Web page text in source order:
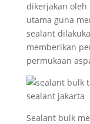
dikerjakan oleh
utama guna
sealant
memberikan
permukaan
Sealant bulk